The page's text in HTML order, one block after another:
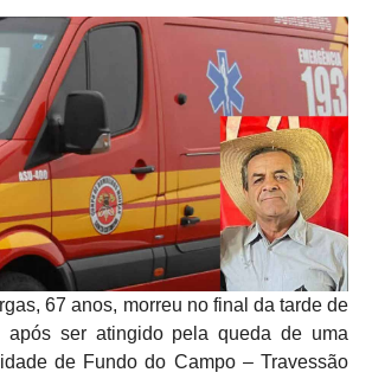
67 anos, morreu no final da tarde de
após ser atingido pela queda de uma
de Fundo do Campo – Travessão